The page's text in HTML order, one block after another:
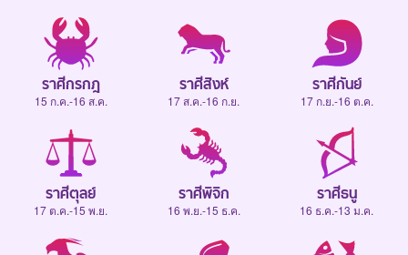
ราศีกรกฎ
15 ก.ค.-16 ส.ค.
ราศีสิงห์
17 ส.ค.-16 ก.ย.
ราศีกันย์
17 ก.ย.-16 ต.ค.
ราศีตุลย์
17 ต.ค.-15 พ.ย.
ราศีพิจิก
16 พ.ย.-15 ธ.ค.
ราศีธนู
16 ธ.ค.-13 ม.ค.